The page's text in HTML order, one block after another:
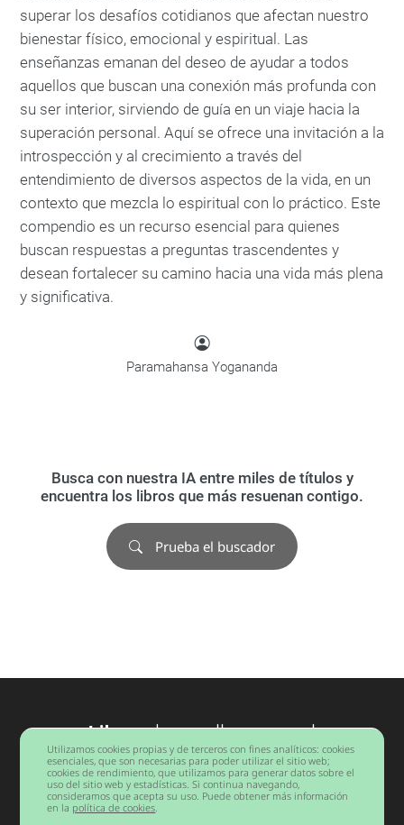
superar los desafíos cotidianos que afectan nuestro
bienestar físico, emocional y espiritual. Las
enseñanzas emanan del deseo de ayudar a todos
aquellos que buscan una conexión más profunda con
su ser interior, sirviendo de guía en un viaje hacia la
superación personal. Aquí se ofrece una invitación a la
introspección y al crecimiento a través del
entendimiento de diversos aspectos de la vida, en un
contexto que mezcla lo espiritual con lo práctico. Este
compendio es un recurso esencial para quienes
buscan respuestas a preguntas trascendentes y
desean fortalecer su camino hacia una vida más plena
y significativa.
Paramahansa Yogananda
Busca con nuestra IA entre miles de títulos y
encuentra los libros que más resuenan contigo.
Prueba el buscador
Librosdesarrollo personal
Barcelona
Copyright © 2026 Todos los derechos reservados.
Utilizamos cookies propias y de terceros con fines analíticos: cookies
esenciales, que son necesarias para poder utilizar el sitio web;
cookies de rendimiento, que utilizamos para generar datos sobre el
uso del sitio web y estadísticas. Si continua navegando,
consideramos que acepta su uso. Puede obtener más información
en la política de cookies.